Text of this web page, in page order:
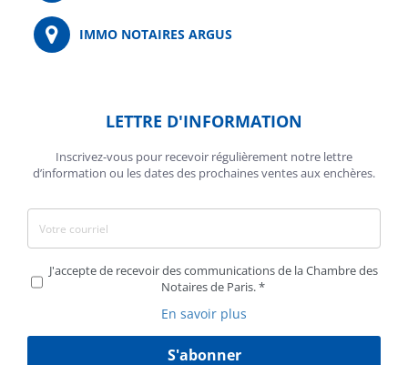
IMMO NOTAIRES ARGUS
LETTRE D'INFORMATION
Inscrivez-vous pour recevoir régulièrement notre lettre
d’information ou les dates des prochaines ventes aux enchères.
J'accepte de recevoir des communications de la Chambre des
Notaires de Paris.
En savoir plus
S'abonner